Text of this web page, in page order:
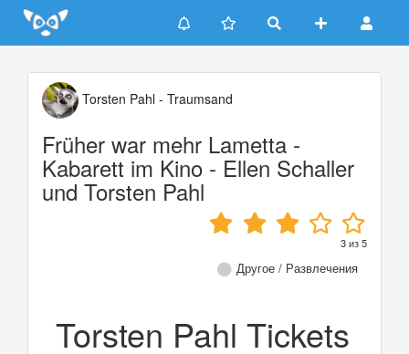
Update cookies preferences
Torsten Pahl - Traumsand
Früher war mehr Lametta -
Kabarett im Kino - Ellen Schaller
und Torsten Pahl
3из5
Другое / Развлечения
Torsten Pahl Tickets